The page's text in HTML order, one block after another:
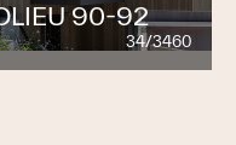
90-92
34/3460